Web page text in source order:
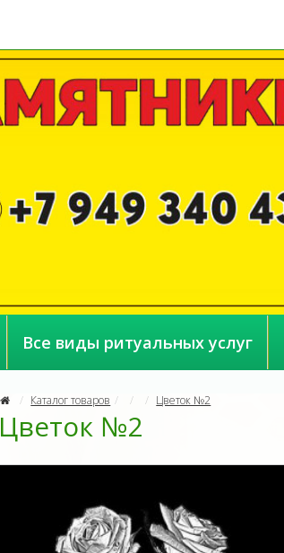
Все виды ритуальных услуг
Каталог товаров Цветок №2
Цветок №2